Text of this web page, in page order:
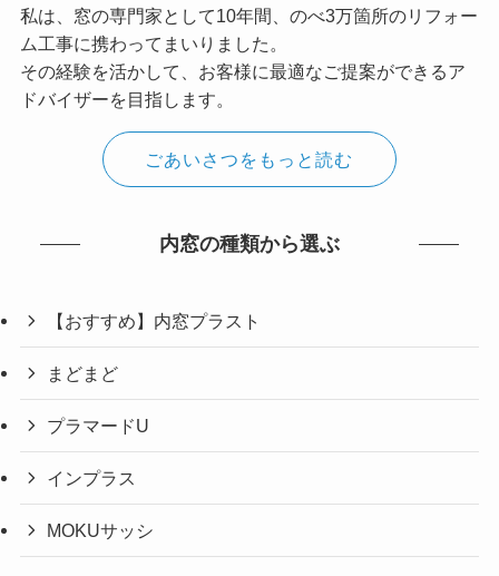
私は、窓の専門家として10年間、のべ3万箇所のリフォー
ム工事に携わってまいりました。
その経験を活かして、お客様に最適なご提案ができるア
ドバイザーを目指します。
ごあいさつをもっと読む
内窓の種類から選ぶ
【おすすめ】内窓プラスト
まどまど
プラマードU
インプラス
MOKUサッシ